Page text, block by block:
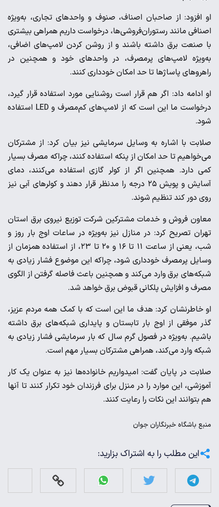
او افزود: از صاحبان اصناف، صنوف و واحد‌های تجاری، به‌ویژه
اصنافی مانند رستوران‌فروشی‌ها، درخواست داریم همراهی بیشتری
با صنعت برق داشته باشند و از روشن کردن لامپ‌های اضافی،
به‌ویژه لامپ‌های پرمصرف، در واحد‌های خود و همچنین در
راهرو‌های پاساژ‌ها تا حد امکان خودداری کنند.
او ادامه داد: اگر هم قرار است روشنایی مورد استفاده قرار گیرد،
درخواست ما این است که از لامپ‌های کم‌مصرف و LED استفاده
شود.
صلابت با اشاره به وسایل سرمایشی نیز بیان کرد: از مشترکان
می‌خواهیم تا حد امکان از پنکه استفاده کنند، چراکه مصرف بسیار
کمی دارد. همچنین اگر از کولر گازی استفاده می‌کنند، دمای
آسایش و پویش ۲۵ درجه را مدنظر قرار دهند و کولر‌های آبی نیز
روی دور کند تنظیم شوند.
معاون فروش و خدمات مشترکین شرکت توزیع نیروی برق استان
تهران تصریح کرد: در منازل نیز به‌ویژه در ساعات اوج بار روز و
شب، یعنی از ساعت ۱۱ تا ۱۶ و ۲۰ تا ۲۳، از استفاده همزمان از
وسایل پرمصرف خودداری شود، چراکه این موضوع فشار زیادی به
شبکه‌های برق وارد می‌کند و همچنین باعث فاصله گرفتن از الگوی
مصرف و افزایش پلکانی قبوض برق خواهد شد.
او خاطرنشان کرد: هدف ما این است که با کمک همه مردم عزیز،
گذر موفقی از اوج بار تابستان و پایداری شبکه‌های برق داشته
باشیم. به‌ویژه در فصول گرم سال که بار سرمایشی فشار زیادی به
شبکه وارد می‌کند، همراهی مشترکان بسیار مهم است.
صلابت در پایان گفت: امیدواریم خانواده‌ها نیز به عنوان یک کار
آموزشی، این موارد را در منزل برای فرزندان خود تکرار کنند تا آنها
هم بتوانند این نکات را رعایت کنند.
منبع باشگاه خبرنگاران جوان
این مطلب را به اشتراک بزارید: